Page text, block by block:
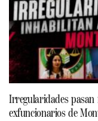
Irregularidades
exfuncionarios de